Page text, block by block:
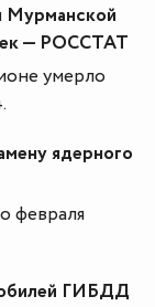
Мурманской
— РОССТАТ
умерло
ядерного
февраля
ГИБДД